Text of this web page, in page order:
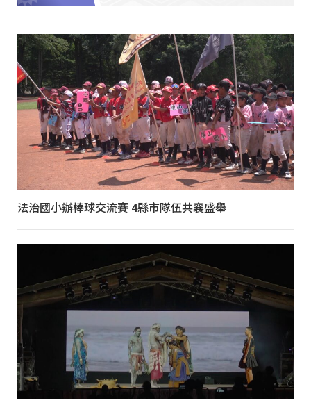
法治國小辦棒球交流賽 4縣市隊伍共襄盛舉